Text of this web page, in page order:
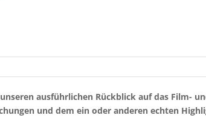
ausführlichen Rückblick auf das Film-
und dem ein oder anderen echten